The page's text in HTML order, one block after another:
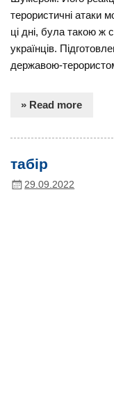
терористичні атаки
ці дні, була такою ж
українців.
державою-
» Read more
табір
29.09.2022